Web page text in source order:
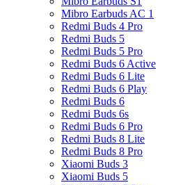
Mibro Earbuds AC 1
Redmi Buds 4 Pro
Redmi Buds 5
Redmi Buds 5 Pro
Redmi Buds 6 Active
Redmi Buds 6 Lite
Redmi Buds 6 Play
Redmi Buds 6
Redmi Buds 6s
Redmi Buds 6 Pro
Redmi Buds 8 Lite
Redmi Buds 8 Pro
Xiaomi Buds 3
Xiaomi Buds 5